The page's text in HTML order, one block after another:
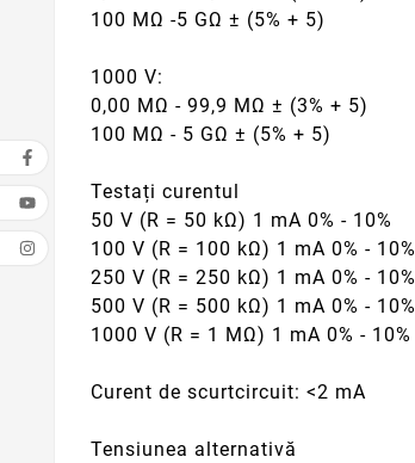
100 MΩ -5 GΩ ± (5% + 5)
1000 V:
0,00 MΩ - 99,9 MΩ ± (3% + 5)
100 MΩ - 5 GΩ ± (5% + 5)
Testați curentul
50 V (R = 50 kΩ) 1 mA 0% - 10%
100 V (R = 100 kΩ) 1 mA 0% - 10%
250 V (R = 250 kΩ) 1 mA 0% - 10%
500 V (R = 500 kΩ) 1 mA 0% - 10%
1000 V (R = 1 MΩ) 1 mA 0% - 10%
Curent de scurtcircuit: <2 mA
Tensiunea alternativă